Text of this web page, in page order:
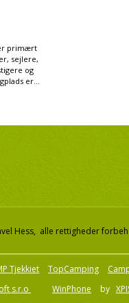
primært
sejlere,
og
er...
Hess, alle rettigheder
Tjekkiet TopCamping
s.r.o WinPhone by